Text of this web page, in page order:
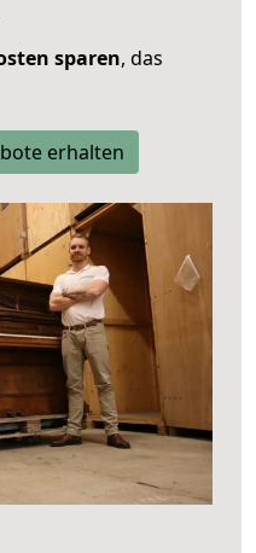
sparen, das
erhalten